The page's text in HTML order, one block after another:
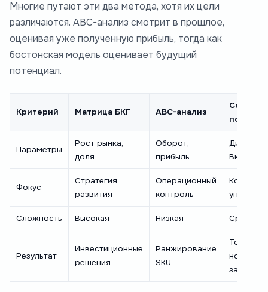
Многие путают эти два метода, хотя их цели
различаются. ABC-анализ смотрит в прошлое,
оценивая уже полученную прибыль, тогда как
бостонская модель оценивает будущий
потенциал.
Критерий Матрица БКГ ABC-анализ
подход
Параметры
Рост рынка,
доля
Оборот,
прибыль
Вклад в
Фокус
Стратегия
развития
Операционный
контроль
Сложность Высокая Низкая Средняя
Результат
Инвестиционные
решения
Ранжирование
SKU
Точные
запасов